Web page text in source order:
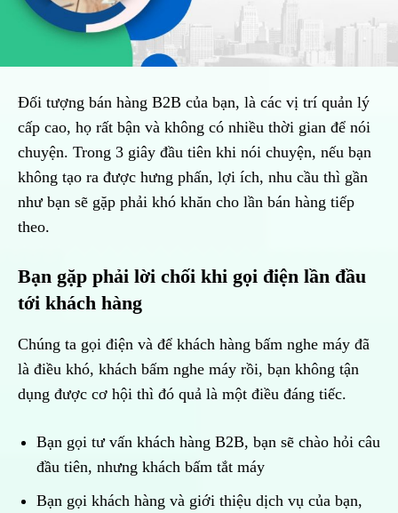
Đối tượng bán hàng B2B của bạn, là các vị trí quản lý
cấp cao, họ rất bận và không có nhiều thời gian để nói
chuyện. Trong 3 giây đầu tiên khi nói chuyện, nếu bạn
không tạo ra được hưng phấn, lợi ích, nhu cầu thì gần
như bạn sẽ gặp phải khó khăn cho lần bán hàng tiếp
theo.
Bạn gặp phải lời chối khi gọi điện lần đầu
tới khách hàng
Chúng ta gọi điện và để khách hàng bấm nghe máy đã
là điều khó, khách bấm nghe máy rồi, bạn không tận
dụng được cơ hội thì đó quả là một điều đáng tiếc.
Bạn gọi tư vấn khách hàng B2B, bạn sẽ chào hỏi câu
đầu tiên, nhưng khách bấm tắt máy
Bạn gọi khách hàng và giới thiệu dịch vụ của bạn,